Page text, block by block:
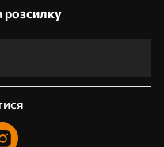
розсилку